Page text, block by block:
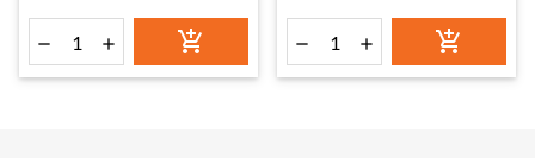
     